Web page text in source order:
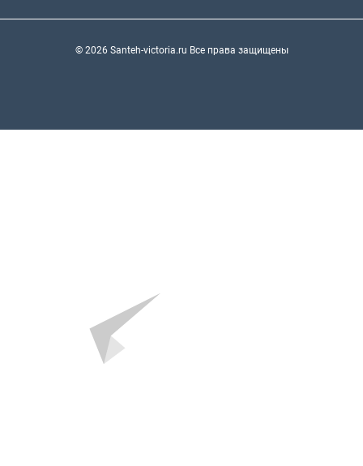
© 2026 Santeh-victoria.ru Все права защищены